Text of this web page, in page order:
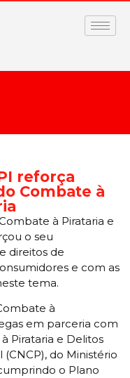
reforça
Combate à
à Pirataria e
o seu
direitos de
e com as
tema.
à
em parceria com
Pirataria e Delitos
do Ministério
o Plano